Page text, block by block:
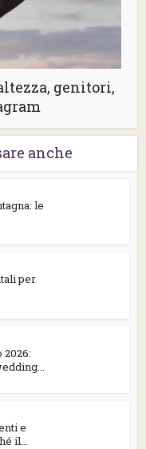
genitori,
anche
le
per
e
il...